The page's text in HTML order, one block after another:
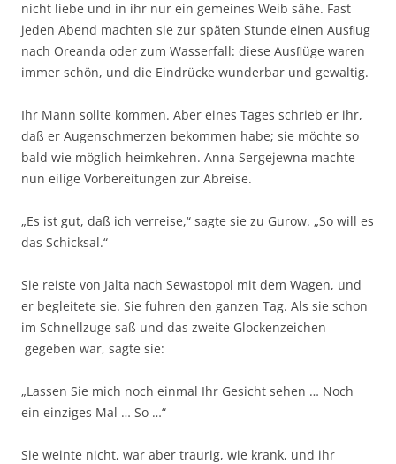
nicht liebe und in ihr nur ein gemeines Weib sähe. Fast
jeden Abend machten sie zur späten Stunde einen Ausﬂug
nach Oreanda oder zum Wasserfall: diese Ausﬂüge waren
immer schön, und die Eindrücke wunderbar und gewaltig.
Ihr Mann sollte kommen. Aber eines Tages schrieb er ihr,
daß er Augenschmerzen bekommen habe; sie möchte so
bald wie möglich heimkehren. Anna Sergejewna machte
nun eilige Vorbereitungen zur Abreise.
„Es ist gut, daß ich verreise,“ sagte sie zu Gurow. „So will es
das Schicksal.“
Sie reiste von Jalta nach Sewastopol mit dem Wagen, und
er begleitete sie. Sie fuhren den ganzen Tag. Als sie schon
im Schnellzuge saß und das zweite Glockenzeichen
gegeben war, sagte sie:
„Lassen Sie mich noch einmal Ihr Gesicht sehen … Noch
ein einziges Mal … So …“
Sie weinte nicht, war aber traurig, wie krank, und ihr